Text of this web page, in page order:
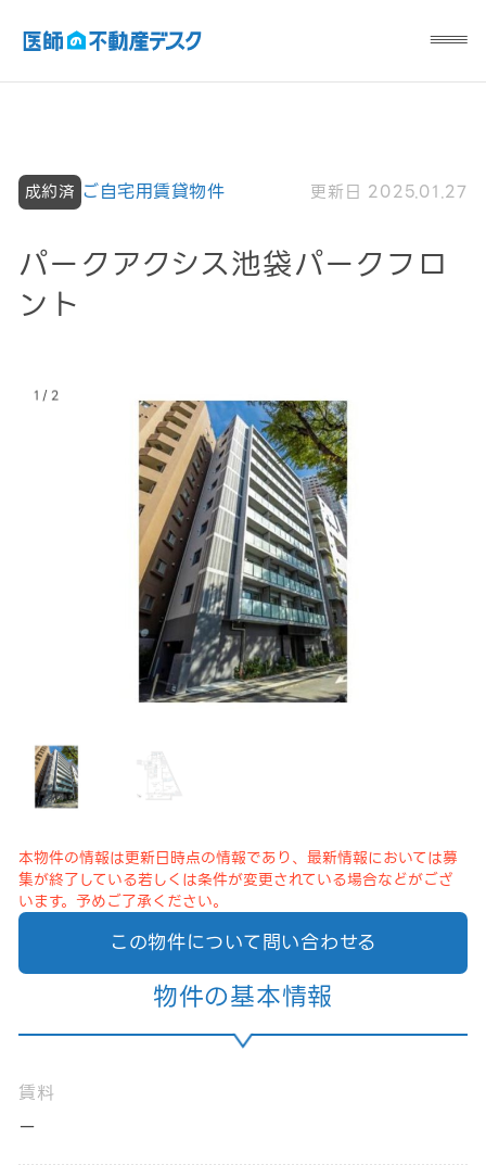
成約済 ご自宅用賃貸物件
パークアクシス池袋パークフロ
ント
更新日 2025.01.27
1 / 2
本物件の情報は更新日時点の情報であり、最新情報においては募
集が終了している若しくは条件が変更されている場合などがござ
います。予めご了承ください。
この物件について問い合わせる
物件の基本情報
賃料
ー